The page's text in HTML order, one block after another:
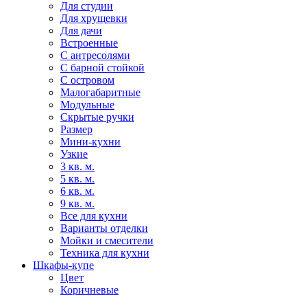
Для студии
Для хрущевки
Для дачи
Встроенные
С антресолями
С барной стойкой
С островом
Малогабаритные
Модульные
Скрытые ручки
Размер
Мини-кухни
Узкие
3 кв. м.
5 кв. м.
6 кв. м.
9 кв. м.
Все для кухни
Варианты отделки
Мойки и смесители
Техника для кухни
Шкафы-купе
Цвет
Коричневые